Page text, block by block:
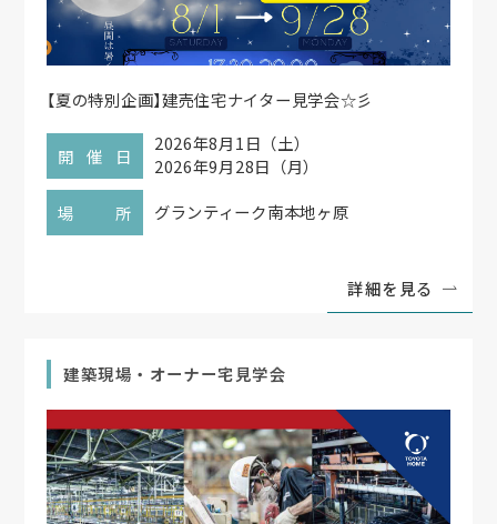
【夏の特別企画】建売住宅ナイター見学会☆彡
開催日
2026年8月1日（土）
2026年9月28日（月）
場所
グランティーク南本地ヶ原
詳細を見る
建築現場・オーナー宅見学会